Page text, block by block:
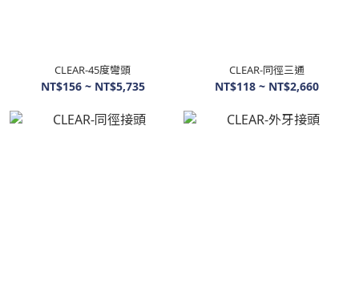
CLEAR-45度彎頭
NT$156 ~ NT$5,735
CLEAR-同徑三通
NT$118 ~ NT$2,660